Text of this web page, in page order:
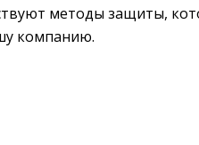
методы защиты,
компанию.